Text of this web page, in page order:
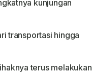
kunjungan
transportasi hingga
terus melakukan